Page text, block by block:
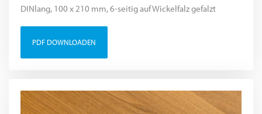
DINlang, 100 x 210 mm, 6-seitig auf Wickelfalz gefalzt
PDF DOWNLOADEN